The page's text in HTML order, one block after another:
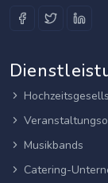
Musikbands
Catering-